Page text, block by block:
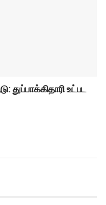
துப்பாக்கிதாரி உட்பட